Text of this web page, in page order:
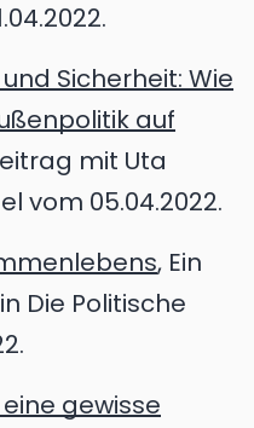
Sicherheit: Wie
auf
mit Uta
vom 05.04.2022.
, Ein
Die Politische
gewisse